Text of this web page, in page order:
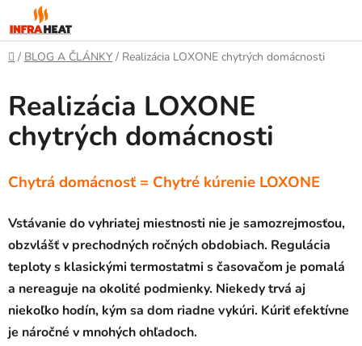
Prejsť
na
obsah
Domov
/ BLOG A ČLÁNKY / Realizácia LOXONE chytrých domácnosti
Realizácia LOXONE
chytrých domácnosti
Chytrá domácnosť = Chytré kúrenie LOXONE
Vstávanie do vyhriatej miestnosti nie je samozrejmosťou,
obzvlášť v prechodných ročných obdobiach. Regulácia
teploty s klasickými termostatmi s časovačom je pomalá
a nereaguje na okolité podmienky. Niekedy trvá aj
niekoľko hodín, kým sa dom riadne vykúri. Kúriť efektívne
je náročné v mnohých ohľadoch.